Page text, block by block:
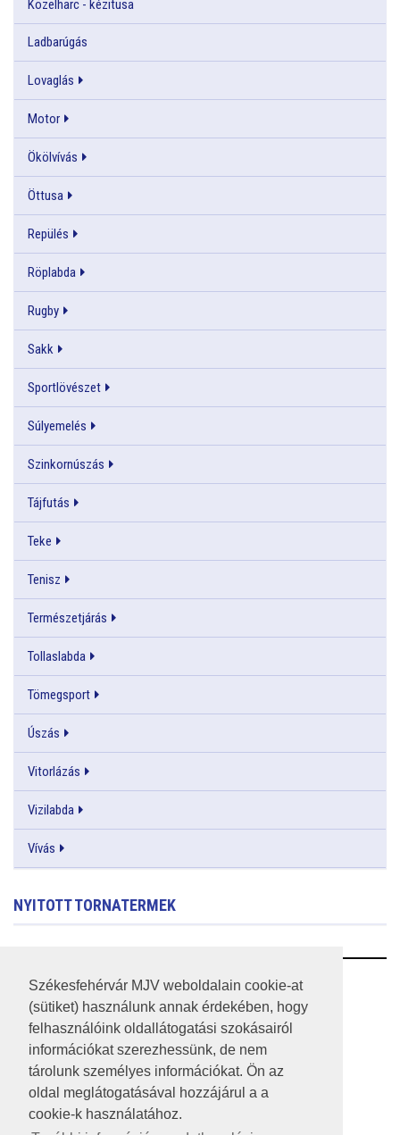
Székesfehérvár MJV weboldalain cookie-at
(sütiket) használunk annak érdekében, hogy
felhasználóink oldallátogatási szokásairól
információkat szerezhessünk, de nem
tárolunk személyes információkat. Ön az
oldal meglátogatásával hozzájárul a a
cookie-k használatához.
Közelharc - kézitusa
Ladbarúgás
Lovaglás
Motor
Ökölvívás
Öttusa
Repülés
Röplabda
Rugby
Sakk
Sportlövészet
Súlyemelés
Szinkornúszás
Tájfutás
Teke
Tenisz
Természetjárás
Tollaslabda
Tömegsport
Úszás
Vitorlázás
Vizilabda
Vívás
NYITOTT TORNATERMEK
RSS
A HONLAP 2017.03.31-I ÁLLAPOTA
JOGI NYILATKOZAT
IMPRESSZUM